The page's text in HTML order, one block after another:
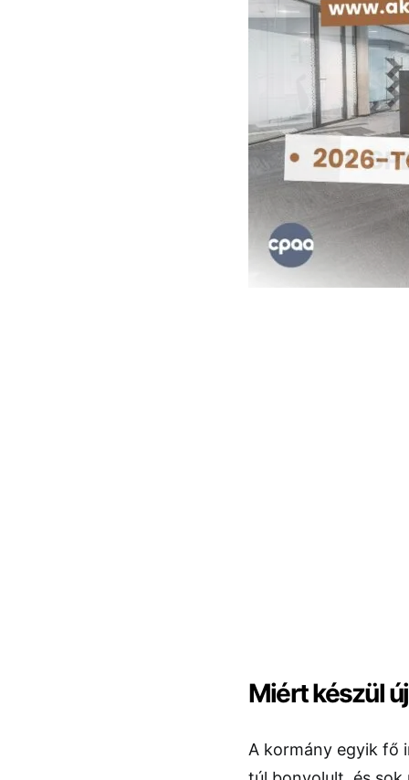
Miért készül
A kormány egyik fő